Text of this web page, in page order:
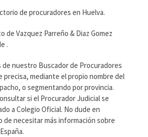
de procuradores en Huelva.
de Vazquez Parreño & Diaz Gomez
.
de nuestro Buscador de Procuradores
precisa, mediante el propio nombre del
o segmentando por provincia.
si el Procurador Judicial se
a Colegio Oficial. No dude en
de necesitar más información sobre